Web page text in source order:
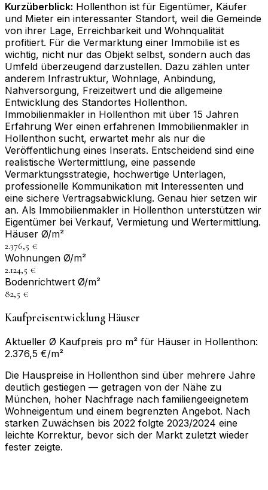
Kurzüberblick: Hollenthon ist für Eigentümer, Käufer
und Mieter ein interessanter Standort, weil die Gemeinde
von ihrer Lage, Erreichbarkeit und Wohnqualität
profitiert. Für die Vermarktung einer Immobilie ist es
wichtig, nicht nur das Objekt selbst, sondern auch das
Umfeld überzeugend darzustellen. Dazu zählen unter
anderem Infrastruktur, Wohnlage, Anbindung,
Nahversorgung, Freizeitwert und die allgemeine
Entwicklung des Standortes Hollenthon.
Immobilienmakler in Hollenthon mit über 15 Jahren
Erfahrung Wer einen erfahrenen Immobilienmakler in
Hollenthon sucht, erwartet mehr als nur die
Veröffentlichung eines Inserats. Entscheidend sind eine
realistische Wertermittlung, eine passende
Vermarktungsstrategie, hochwertige Unterlagen,
professionelle Kommunikation mit Interessenten und
eine sichere Vertragsabwicklung. Genau hier setzen wir
an. Als Immobilienmakler in Hollenthon unterstützen wir
Eigentümer bei Verkauf, Vermietung und Wertermittlung.
Häuser Ø/m²
2.376,5 €
Wohnungen Ø/m²
2.124,5 €
Bodenrichtwert Ø/m²
82,5 €
Kaufpreisentwicklung Häuser
Aktueller Ø Kaufpreis pro m² für Häuser in Hollenthon:
2.376,5 €/m²
Die Hauspreise in Hollenthon sind über mehrere Jahre
deutlich gestiegen — getragen von der Nähe zu
München, hoher Nachfrage nach familiengeeignetem
Wohneigentum und einem begrenzten Angebot. Nach
starken Zuwächsen bis 2022 folgte 2023/2024 eine
leichte Korrektur, bevor sich der Markt zuletzt wieder
fester zeigte.